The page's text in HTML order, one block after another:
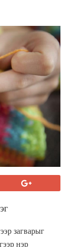
загварыг
нэр